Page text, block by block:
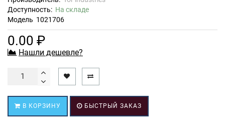
Доступность: На складе
Модель 1021706
0.00 ₽
Нашли дешевле?
В КОРЗИНУ БЫСТРЫЙ ЗАКАЗ